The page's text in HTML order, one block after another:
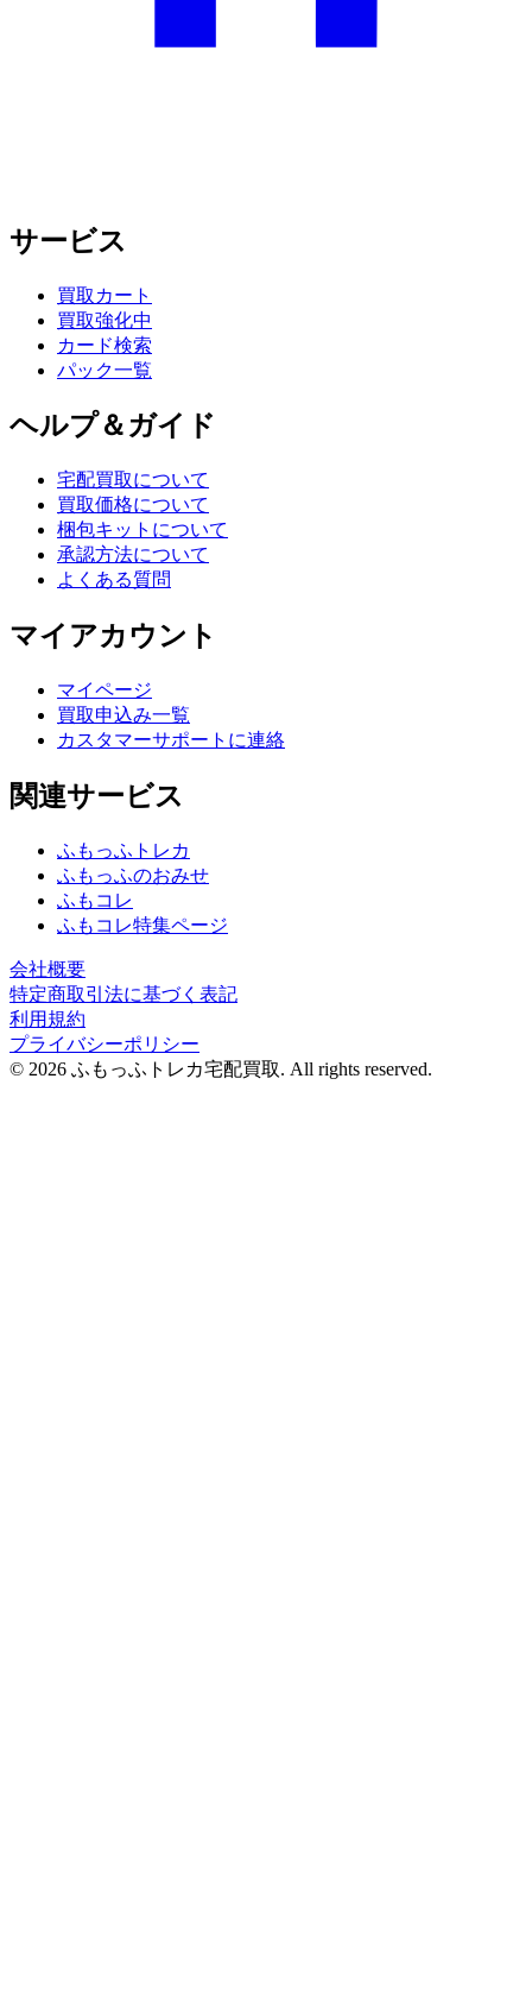
サービス
買取カート
買取強化中
カード検索
パック一覧
ヘルプ＆ガイド
宅配買取について
買取価格について
梱包キットについて
承認方法について
よくある質問
マイアカウント
マイページ
買取申込み一覧
カスタマーサポートに連絡
関連サービス
ふもっふトレカ
ふもっふのおみせ
ふもコレ
ふもコレ特集ページ
会社概要
特定商取引法に基づく表記
利用規約
プライバシーポリシー
© 2026 ふもっふトレカ宅配買取. All rights reserved.